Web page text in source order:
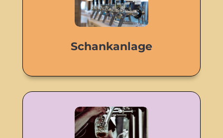
Schankanlage